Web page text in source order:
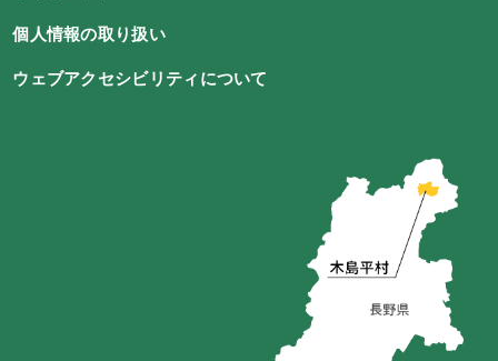
個人情報の取り扱い
ウェブアクセシビリティについて